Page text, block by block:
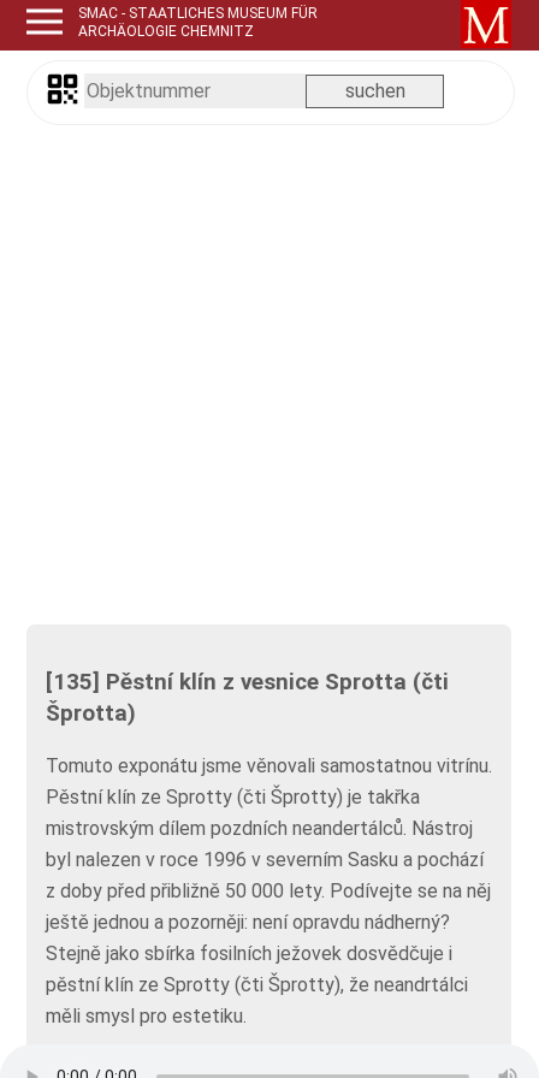
SMAC - STAATLICHES MUSEUM FÜR
ARCHÄOLOGIE CHEMNITZ
[135] Pěstní klín z vesnice Sprotta (čti
Šprotta)
Tomuto exponátu jsme věnovali samostatnou vitrínu.
Pěstní klín ze Sprotty (čti Šprotty) je takřka
mistrovským dílem pozdních neandertálců. Nástroj
byl nalezen v roce 1996 v severním Sasku a pochází
z doby před přibližně 50 000 lety. Podívejte se na něj
ještě jednou a pozorněji: není opravdu nádherný?
Stejně jako sbírka fosilních ježovek dosvědčuje i
pěstní klín ze Sprotty (čti Šprotty), že neandrtálci
měli smysl pro estetiku.